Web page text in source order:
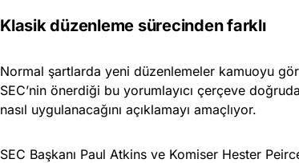
Klasik düzenleme sürecinden farklı
Normal şartlarda yeni düzenlemeler kamuoyu
SEC’nin önerdiği bu yorumlayıcı çerçeve
nasıl uygulanacağını açıklamayı amaçlıyor.
SEC Başkanı Paul Atkins ve Komiser Hester